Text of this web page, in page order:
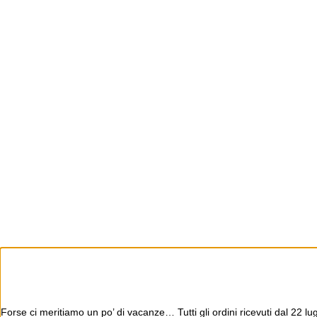
Forse ci meritiamo un po’ di vacanze… Tutti gli ordini ricevuti dal 22